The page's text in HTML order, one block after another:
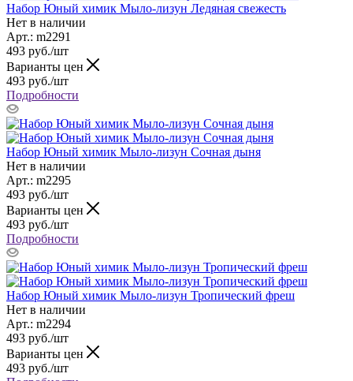
Набор Юный химик Мыло-лизун Ледяная свежесть
Нет в наличии
Арт.: m2291
493 руб./шт
Варианты цен
493 руб./шт
Подробности
Набор Юный химик Мыло-лизун Сочная дыня
Нет в наличии
Арт.: m2295
493 руб./шт
Варианты цен
493 руб./шт
Подробности
Набор Юный химик Мыло-лизун Тропический фреш
Нет в наличии
Арт.: m2294
493 руб./шт
Варианты цен
493 руб./шт